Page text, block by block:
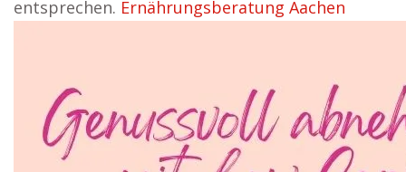
entsprechen. Ernährungsberatung Aachen